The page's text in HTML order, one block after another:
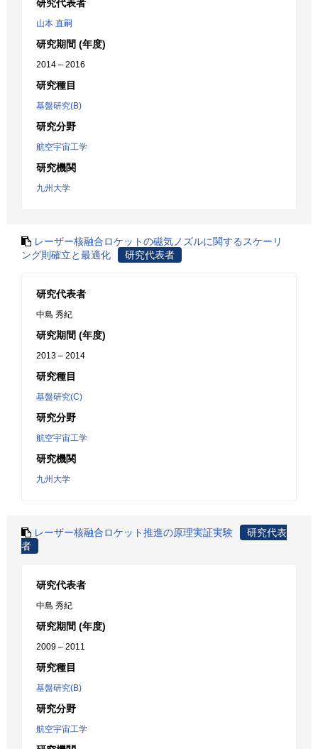
研究代表者
山本 直嗣
研究期間 (年度)
2014 – 2016
研究種目
基盤研究(B)
研究分野
航空宇宙工学
研究機関
九州大学
レーザー核融合ロケットの磁気ノズルに関するスケーリ
ング則確立と最適化
研究代表者
研究代表者
中島 秀紀
研究期間 (年度)
2013 – 2014
研究種目
基盤研究(C)
研究分野
航空宇宙工学
研究機関
九州大学
レーザー核融合ロケット推進の原理実証実験
研究代表
者
研究代表者
中島 秀紀
研究期間 (年度)
2009 – 2011
研究種目
基盤研究(B)
研究分野
航空宇宙工学